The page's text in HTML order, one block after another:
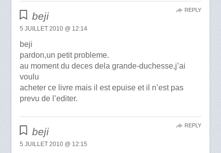
beji
5 JUILLET 2010 @ 12:14
beji
pardon,un petit probleme.
au moment du deces dela grande-duchesse,j’ai
voulu
acheter ce livre mais il est epuise et il n’est pas
prevu de l’editer.
REPLY
beji
5 JUILLET 2010 @ 12:15
REPLY